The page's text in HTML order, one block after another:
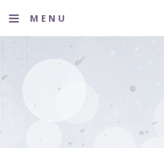
≡ MENU